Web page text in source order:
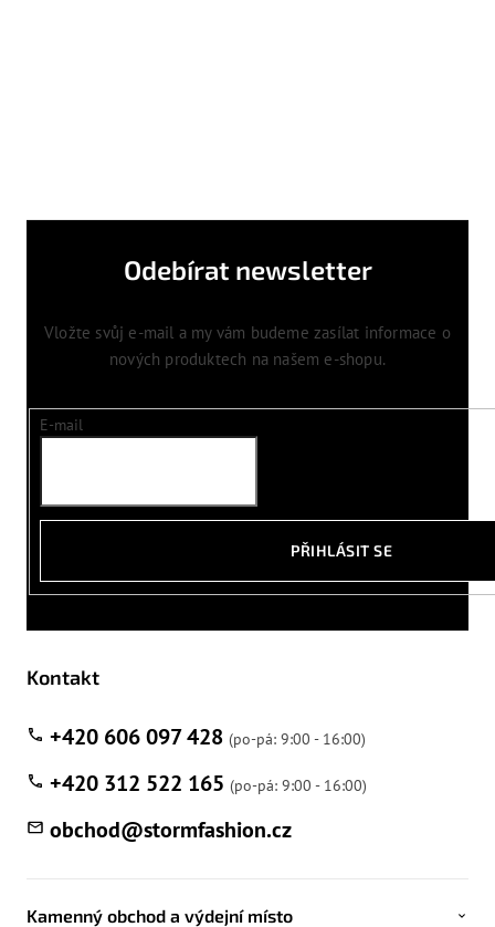
Odebírat newsletter
Vložte svůj e-mail a my vám budeme zasílat informace o
nových produktech na našem e-shopu.
E-mail
PŘIHLÁSIT SE
Kontakt
obchod@stormfashion.cz
+420 606 097 428
+420 312 522 165
Kamenný obchod a výdejní místo